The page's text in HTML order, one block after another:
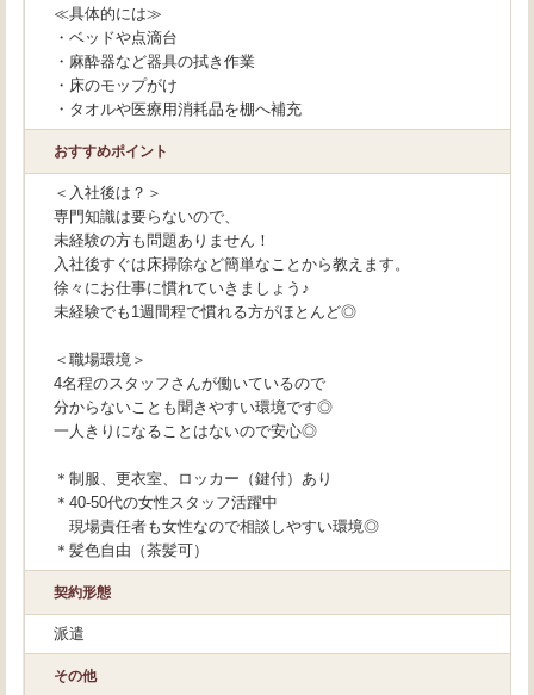
≪具体的には≫
・ベッドや点滴台
・麻酔器など器具の拭き作業
・床のモップがけ
・タオルや医療用消耗品を棚へ補充
おすすめポイント
＜入社後は？＞
専門知識は要らないので、
未経験の方も問題ありません！
入社後すぐは床掃除など簡単なことから教えます。
徐々にお仕事に慣れていきましょう♪
未経験でも1週間程で慣れる方がほとんど◎
＜職場環境＞
4名程のスタッフさんが働いているので
分からないことも聞きやすい環境です◎
一人きりになることはないので安心◎
＊制服、更衣室、ロッカー（鍵付）あり
＊40-50代の女性スタッフ活躍中
現場責任者も女性なので相談しやすい環境◎
＊髪色自由（茶髪可）
契約形態
派遣
その他